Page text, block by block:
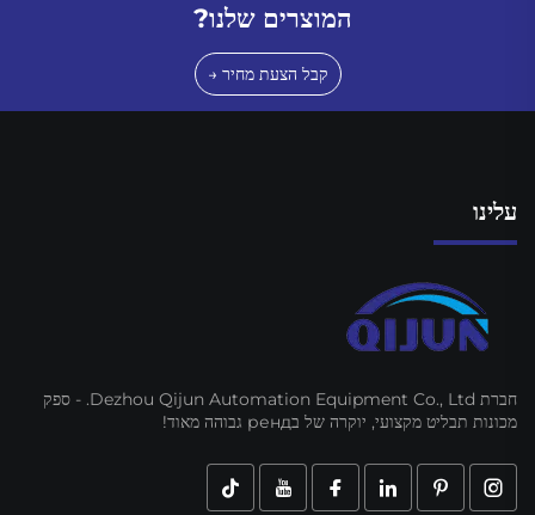
המוצרים שלנו?
קבל הצעת מחיר →
עלינו
חברת Dezhou Qijun Automation Equipment Co., Ltd. - ספק
מכונות תבליט מקצועי, יוקרה של בренд גבוהה מאוד!